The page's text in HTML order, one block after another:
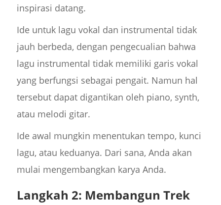
inspirasi datang.
Ide untuk lagu vokal dan instrumental tidak
jauh berbeda, dengan pengecualian bahwa
lagu instrumental tidak memiliki garis vokal
yang berfungsi sebagai pengait. Namun hal
tersebut dapat digantikan oleh piano, synth,
atau melodi gitar.
Ide awal mungkin menentukan tempo, kunci
lagu, atau keduanya. Dari sana, Anda akan
mulai mengembangkan karya Anda.
Langkah 2: Membangun Trek